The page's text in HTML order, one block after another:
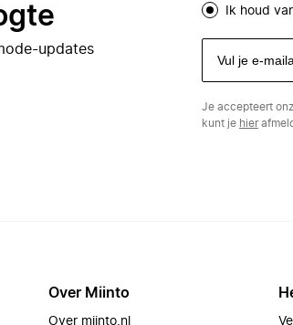
updates
Ik houd
Je accepteert
kunt je hier
Over Miinto
Over miinto.nl